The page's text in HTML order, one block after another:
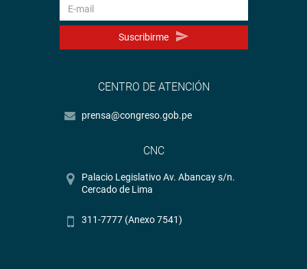
Suscribirme
CENTRO DE ATENCIÓN
prensa@congreso.gob.pe
CNC
Palacio Legislativo Av. Abancay s/n.
Cercado de Lima
311-7777 (Anexo 7541)